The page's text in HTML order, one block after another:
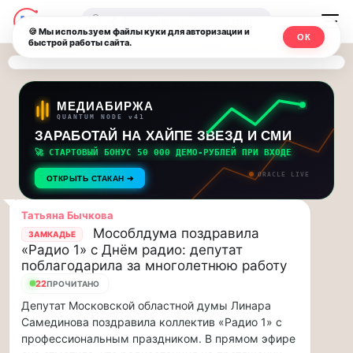
Последние
новости
и
обновления
потока:
Друзья,
приглашаем
на
музыкальную
прогулку
по
Москве
Чайковского!…
приглашаем
на
музыкальную
Москвичи.net
—
Главный
столичный
чат-
мессенджер,
новости
и
инсайды
Москвы
🔍
МЕДИАБИРЖА
QUANTUM NODE v41
ЗАРАБОТАЙ НА ХАЙПЕ ЗВЕЗД И СМИ
🚀 СТАРТОВЫЙ БОНУС 50 000 ДЕМО-РУБЛЕЙ ПРИ ВХОДЕ
ОТКРЫТЬ СТАКАН ➔ ORACLE LIVE
Татьяна Бычкова
ЗАМКАДЬЕ
Мособлдума поздравила
«Радио 1» с Днём радио: депутат
поблагодарила за многолетнюю работу
22ПРОЧИТАНО
Депутат Московской областной думы Линара
Самединова поздравила коллектив «Радио 1» с
профессиональным праздником. В прямом эфире
🍪 Мы используем файлы куки для авторизации и
быстрой работы сайта.
ОК